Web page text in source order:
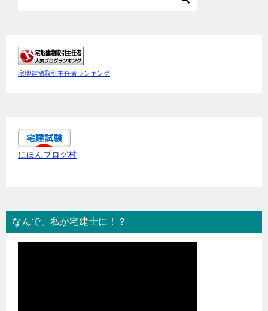
宅地建物取引主任者ランキング
にほんブログ村
なんで、私が宅建士に！？